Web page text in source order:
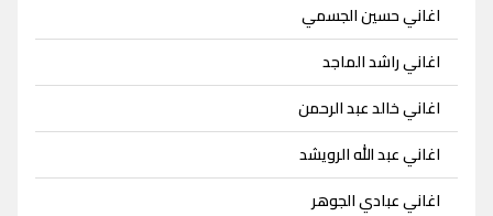
اغاني حسين الجسمي
اغاني راشد الماجد
اغاني خالد عبد الرحمن
اغاني عبد الله الرويشد
اغاني عبادي الجوهر